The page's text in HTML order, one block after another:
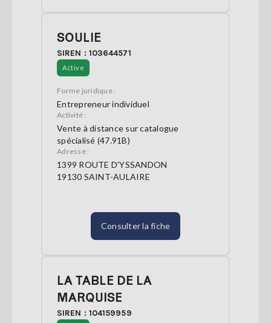
SOULIE
SIREN : 103644571
Active
Forme juridique :
Entrepreneur individuel
Activité :
Vente à distance sur catalogue
spécialisé (47.91B)
Adresse :
1399 ROUTE D'YSSANDON
19130 SAINT-AULAIRE
Consulter la fiche
LA TABLE DE LA
MARQUISE
SIREN : 104159959